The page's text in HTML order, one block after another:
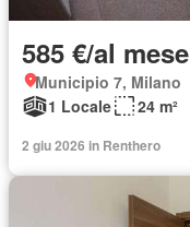
585 €/al mese
Municipio 7, Milano
1 Locale
24 m²
2 giu 2026 in Renthero